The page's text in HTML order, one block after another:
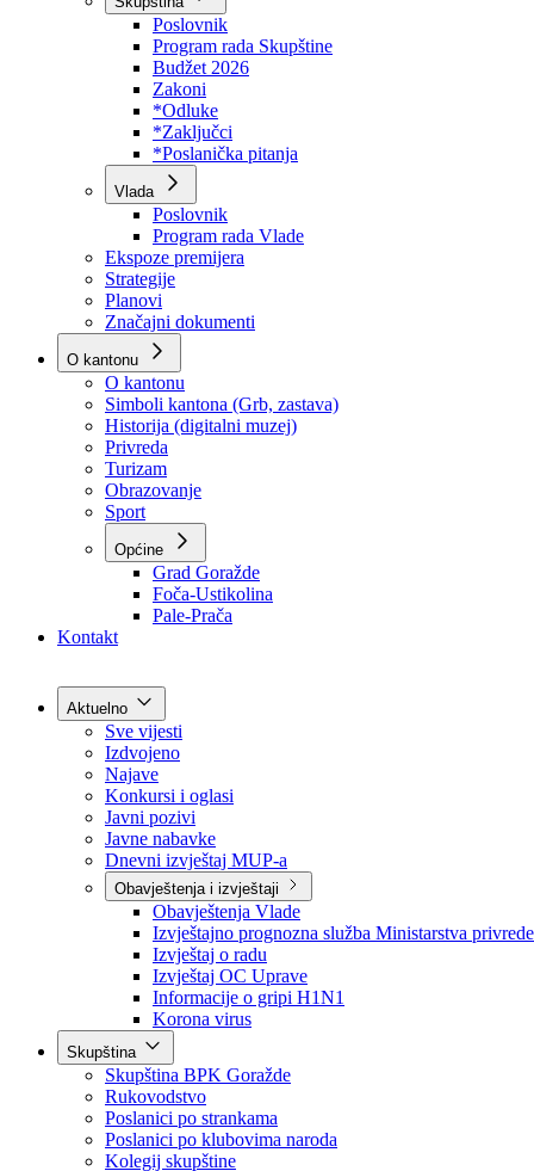
Dokumenti
Skupština
Poslovnik
Program rada Skupštine
Budžet 2026
Zakoni
*Odluke
*Zaključci
*Poslanička pitanja
Vlada
Poslovnik
Program rada Vlade
Ekspoze premijera
Strategije
Planovi
Značajni dokumenti
O kantonu
O kantonu
Simboli kantona (Grb, zastava)
Historija (digitalni muzej)
Privreda
Turizam
Obrazovanje
Sport
Općine
Kontakt
Aktuelno
Sve vijesti
Izdvojeno
Najave
Konkursi i oglasi
Javni pozivi
Javne nabavke
Dnevni izvještaj MUP-a
Obavještenja i izvještaji
Obavještenja Vlade
Izvještajno prognozna služba Ministarstva privrede
Izvještaj o radu
Izvještaj OC Uprave
Informacije o gripi H1N1
Korona virus
Skupština
Skupština BPK Goražde
Rukovodstvo